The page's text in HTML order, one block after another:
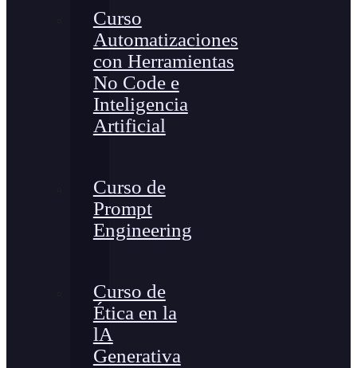
Curso
Automatizaciones
con Herramientas
No Code e
Inteligencia
Artificial
Curso de
Prompt
Engineering
Curso de
Ética en la
lA
Generativa